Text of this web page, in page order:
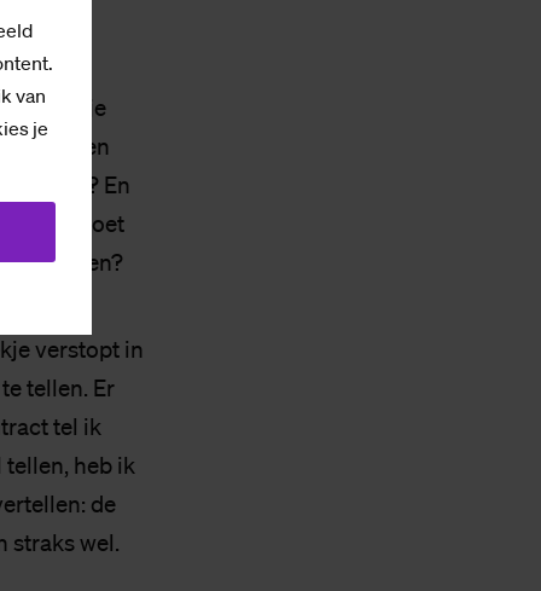
van
je
met je
hebben
zal zijn? En
Moet
uitbreiden?
verstopt in
tellen. Er
tel ik
heb ik
de
straks wel.